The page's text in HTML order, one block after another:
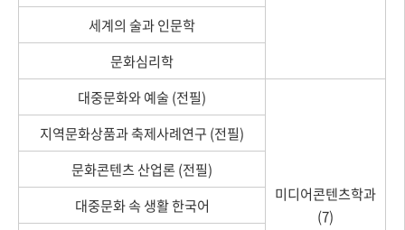
세계의 술과 인문학
문화심리학
대중문화와 예술 (전필)
미디어콘텐츠학과
(7)
지역문화상품과 축제사례연구 (전필)
문화콘텐츠 산업론 (전필)
대중문화 속 생활 한국어